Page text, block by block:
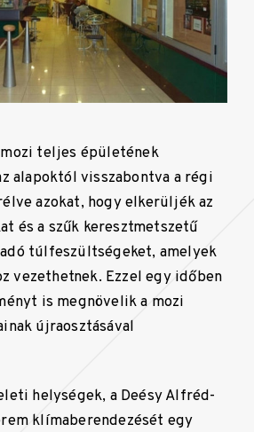
teljes épületének
alapoktól visszabontva a régi
azokat, hogy elkerüljék az
és a szűk keresztmetszetű
túlfeszültségeket, amelyek
vezethetnek. Ezzel egy időben
is megnövelik a mozi
újraosztásával
helységek, a Deésy Alfréd-
klímaberendezését egy